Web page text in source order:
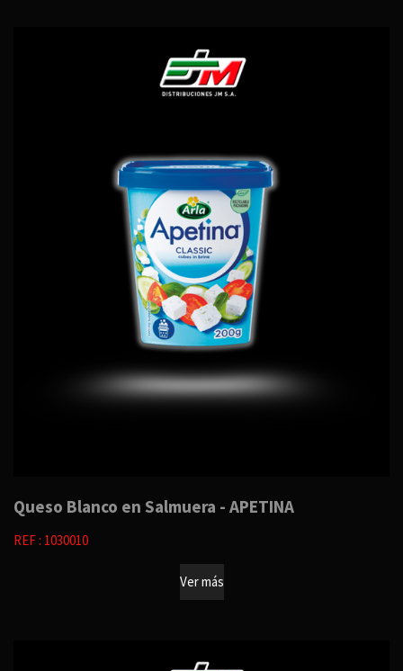
Queso Blanco en Salmuera - APETINA
REF : 1030010
Ver más